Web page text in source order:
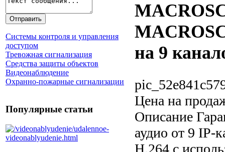
Системы контроля и управления
доступом
Тревожная сигнализация
Средства защиты объектов
Видеонаблюдение
Охранно-пожарные сигнализации
Популярные статьи
на 9
Цена на
Описание
аудио от 9 IP-
H.264 с